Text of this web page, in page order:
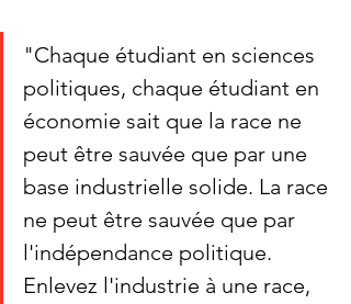
"Chaque étudiant en sciences
politiques, chaque étudiant en
économie sait que la race ne
peut être sauvée que par une
base industrielle solide. La race
ne peut être sauvée que par
l'indépendance politique.
Enlevez l'industrie à une race,